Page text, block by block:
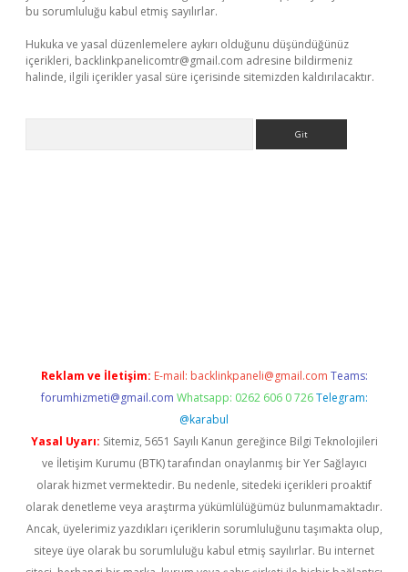
bu sorumluluğu kabul etmiş sayılırlar.
Hukuka ve yasal düzenlemelere aykırı olduğunu düşündüğünüz
içerikleri, backlinkpanelicomtr@gmail.com adresine bildirmeniz
halinde, ilgili içerikler yasal süre içerisinde sitemizden kaldırılacaktır.
Reklam ve İletişim: E-mail: backlinkpaneli@gmail.com Teams:
forumhizmeti@gmail.com Whatsapp: 0262 606 0 726 Telegram:
@karabul
Yasal Uyarı: Sitemiz, 5651 Sayılı Kanun gereğince Bilgi Teknolojileri
ve İletişim Kurumu (BTK) tarafından onaylanmış bir Yer Sağlayıcı
olarak hizmet vermektedir. Bu nedenle, sitedeki içerikleri proaktif
olarak denetleme veya araştırma yükümlülüğümüz bulunmamaktadır.
Ancak, üyelerimiz yazdıkları içeriklerin sorumluluğunu taşımakta olup,
siteye üye olarak bu sorumluluğu kabul etmiş sayılırlar. Bu internet